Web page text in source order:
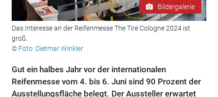
Bildergalerie
Das Interesse an der Reifenmesse The Tire Cologne 2024 ist
groß.
© Foto: Dietmar Winkler
Gut ein halbes Jahr vor der internationalen
Reifenmesse vom 4. bis 6. Juni sind 90 Prozent der
Ausstellungsfläche belegt. Der Aussteller erwartet